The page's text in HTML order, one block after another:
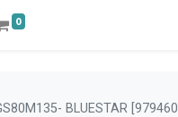
0
BLUESTAR [979460]